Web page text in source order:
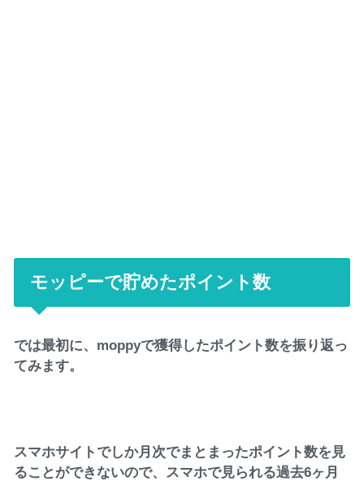
モッピーで貯めたポイント数
では最初に、moppyで獲得したポイント数を振り返っ
てみます。
スマホサイトでしか月次でまとまったポイント数を見
ることができないので、スマホで見られる過去6ヶ月